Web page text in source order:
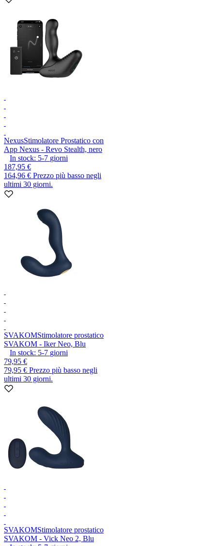
NexusStimolatore Prostatico con
App Nexus - Revo Stealth, nero
In stock: 5-7 giorni
187,95 €
164,96 € Prezzo più basso negli
ultimi 30 giorni.
SVAKOMStimolatore prostatico
SVAKOM - Iker Neo, Blu
In stock: 5-7 giorni
79,95 €
79,95 € Prezzo più basso negli
ultimi 30 giorni.
SVAKOMStimolatore prostatico
SVAKOM - Vick Neo 2, Blu